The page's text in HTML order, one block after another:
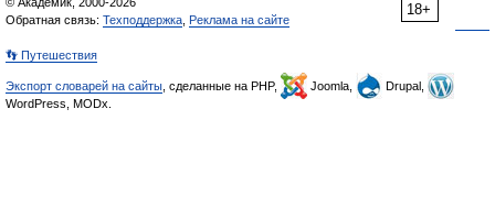
18+
Обратная связь: Техподдержка Реклама на сайте
👣 Путешествия
Экспорт словарей на сайты , сделанные на PHP, Joomla,
Drupal,
WordPress, MODx.